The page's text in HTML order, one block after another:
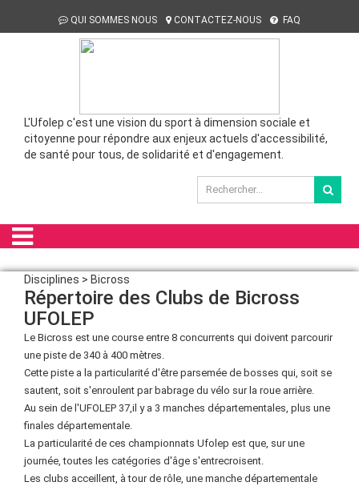
QUI SOMMES NOUS CONTACTEZ-NOUS FAQ
L'Ufolep c'est une vision du sport à dimension sociale et
citoyenne pour répondre aux enjeux actuels d'accessibilité,
de santé pour tous, de solidarité et d'engagement.
Disciplines > Bicross
Répertoire des Clubs de Bicross
UFOLEP
Le Bicross est une course entre 8 concurrents qui doivent parcourir
une piste de 340 à 400 mètres.
Cette piste a la particularité d'être parsemée de bosses qui, soit se
sautent, soit s'enroulent par babrage du vélo sur la roue arrière.
Au sein de l'UFOLEP 37,il y a 3 manches départementales, plus une
finales départementale.
La particularité de ces championnats Ufolep est que, sur une
journée, toutes les catégories d'âge s'entrecroisent.
Les clubs acceillent, à tour de rôle, une manche départementale